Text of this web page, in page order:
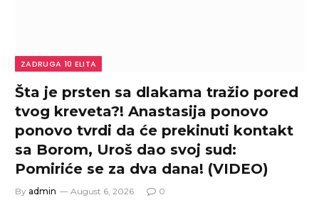
ZADRUGA 10 ELITA
Šta je prsten sa dlakama tražio pored
tvog kreveta?! Anastasija ponovo
ponovo tvrdi da će prekinuti kontakt
sa Borom, Uroš dao svoj sud:
Pomiriće se za dva dana! (VIDEO)
By admin August 6, 2026 0